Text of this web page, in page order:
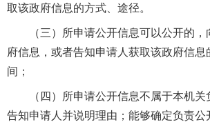
取该政府信息的方式、途径。
（三）所申请公开信息可以公开的
府信息，或者告知申请人获取该政府信
间；
（四）所申请公开信息不属于本机
告知申请人并说明理由；能够确定负责公